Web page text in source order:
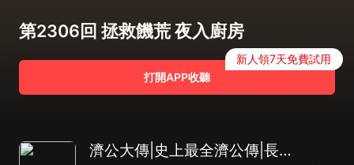
第2306回 拯救饑荒 夜入廚房
打開APP收聽
新人領7天免費試用
濟公大傳|史上最全濟公傳|長篇神魔評書|致敬經典|達林開講